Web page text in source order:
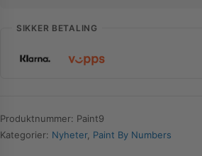
SIKKER BETALING
Produktnummer: Paint9
Kategorier: Nyheter, Paint By Numbers